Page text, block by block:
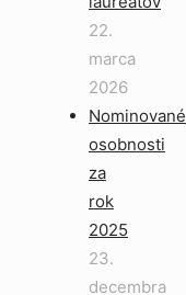
22.
marca
2026
Nominované
osobnosti
za
rok
2025
23.
decembra